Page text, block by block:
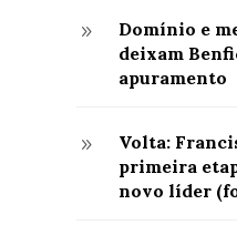
9
Domínio e
deixam
apuramento
9
Volta:
primeira
novo líder